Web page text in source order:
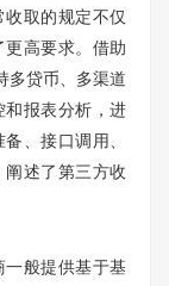
取的规定不仅
高要求。借助
多贷币、多渠道
和报表分析，进
、接口调用、
述了第三方收
般提供基于基